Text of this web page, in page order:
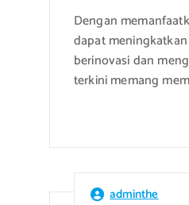
Dengan
dapat
berinovasi dan
terkini memang
adminthe